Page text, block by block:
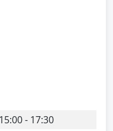
- 17:30